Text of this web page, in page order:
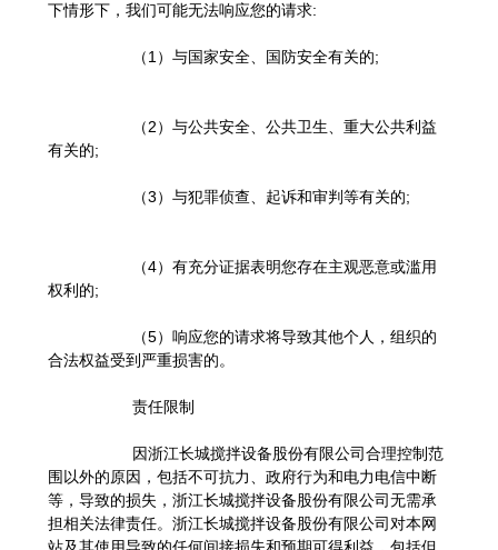
下情形下，我们可能无法响应您的请求:
（1）与国家安全、国防安全有关的;
（2）与公共安全、公共卫生、重大公共利益
有关的;
（3）与犯罪侦查、起诉和审判等有关的;
（4）有充分证据表明您存在主观恶意或滥用
权利的;
（5）响应您的请求将导致其他个人，组织的
合法权益受到严重损害的。
责任限制
因浙江长城搅拌设备股份有限公司合理控制范
围以外的原因，包括不可抗力、政府行为和电力电信中断
等，导致的损失，浙江长城搅拌设备股份有限公司无需承
担相关法律责任。浙江长城搅拌设备股份有限公司对本网